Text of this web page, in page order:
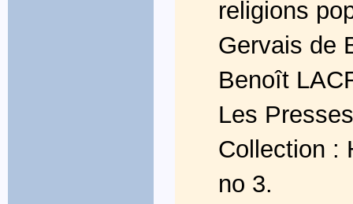
religions
Gervais de
Benoît
Les
Collection :
no 3.